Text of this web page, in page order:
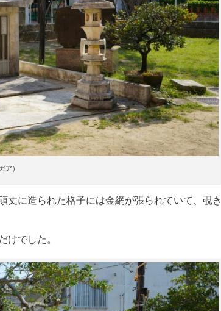
ア）
丈に造られた格子には金網が張られていて、覗き
けでした。